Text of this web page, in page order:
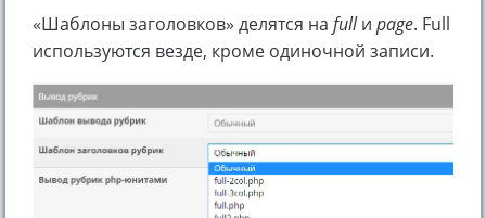
«Шаблоны заголовков» делятся на fullи page. Full
используются везде, кроме одиночной записи.